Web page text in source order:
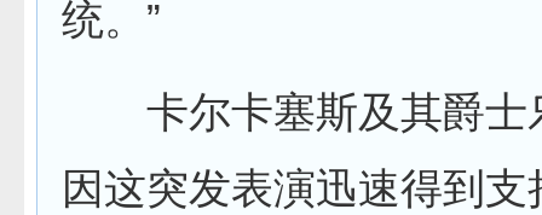
统。”
卡尔卡塞斯及其爵士
因这突发表演迅速得到